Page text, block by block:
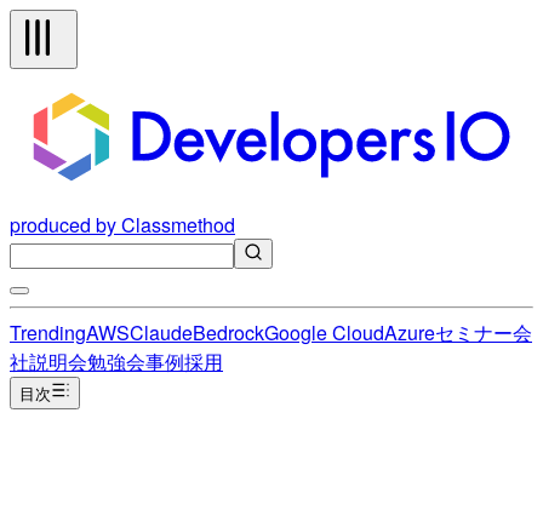
produced by Classmethod
TrendingAWSClaudeBedrockGoogle CloudAzureセミナー会
社説明会勉強会事例採用
目次